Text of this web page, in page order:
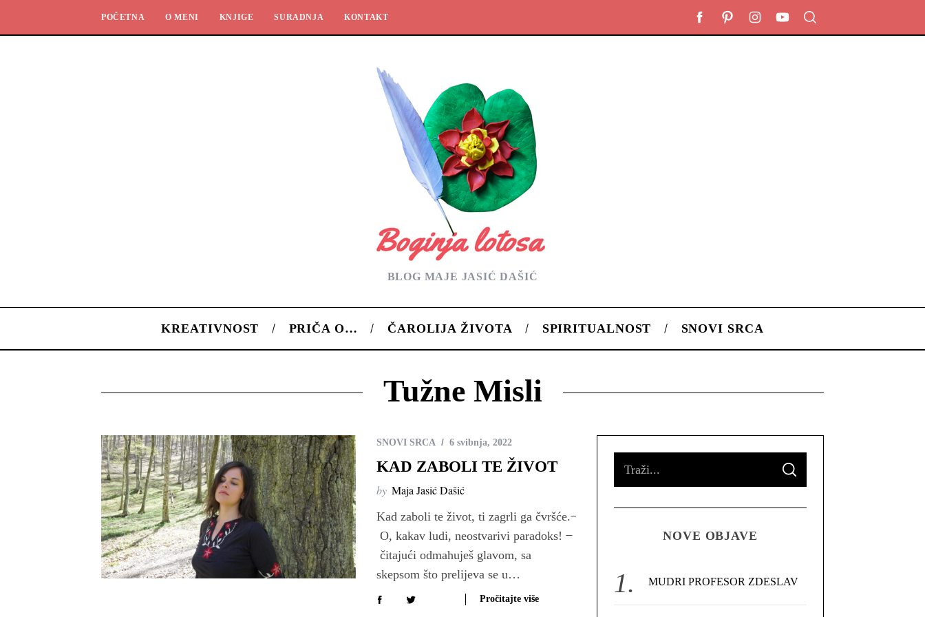
POČETNA O MENI KNJIGE SURADNJA KONTAKT
BLOG MAJE JASIĆ DAŠIĆ
KREATIVNOST PRIČA O… ČAROLIJA ŽIVOTA SPIRITUALNOST SNOVI SRCA
Tužne Misli
SNOVI SRCA 6 svibnja, 2022
KAD ZABOLI TE ŽIVOT
by Maja Jasić Dašić
Kad zaboli te život, ti zagrli ga čvršće. ̶
O, kakav ludi, neostvarivi paradoks! ̶
čitajući odmahuješ glavom, sa
skepsom što prelijeva se u…
Pročitajte više
o
S
A
C
NOVE OBJAVE
MUDRI PROFESOR ZDESLAV